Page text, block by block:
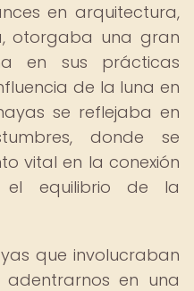
en arquitectura,
otorgaba una gran
en sus prácticas
de la luna en
se reflejaba en
donde se
vital en la conexión
equilibrio de la
que involucraban
en una